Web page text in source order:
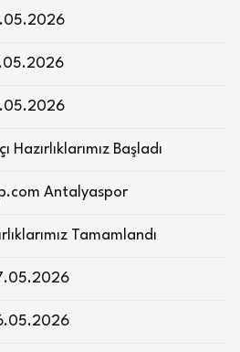
Başladı
Antalyaspor
Tamamlandı